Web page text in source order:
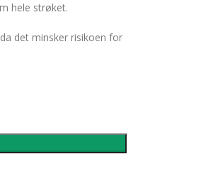
hele strøket.
det minsker risikoen for